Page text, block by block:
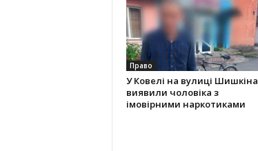
Право
У Ковелі на вулиці Шишкіна
виявили чоловіка з
імовірними наркотиками